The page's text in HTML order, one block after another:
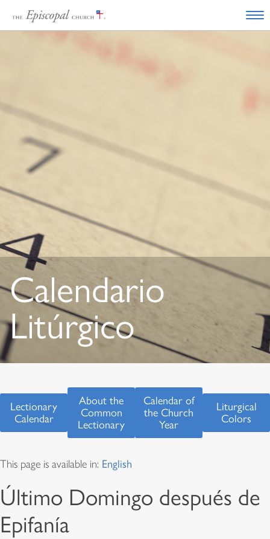
Calendario
Litúrgico
Lectionary
Calendar
About the
Common
Lectionary
Calendar of
the Church
Year
Liturgical
Colors
This page is available in: English
Último Domingo después de
Epifanía